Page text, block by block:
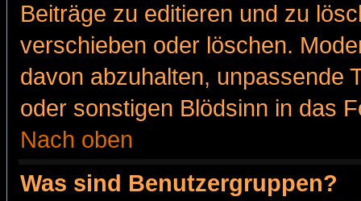
Beiträge zu editieren und zu
verschieben oder löschen.
davon abzuhalten, unpassende
oder sonstigen Blödsinn in das
Nach oben
Was sind Benutzergruppen?